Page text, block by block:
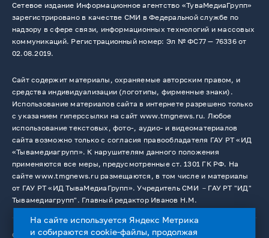
Сетевое издание Информационное агентство «ТуваМедиаГрупп»
зарегистрировано в качестве СМИ в Федеральной службе по
надзору в сфере связи, информационных технологий и массовых
коммуникаций. Регистрационный номер: Эл № ФС77 — 76336 от
02.08.2019.
Сайт содержит материалы, охраняемые авторским правом, и
средства индивидуализации (логотипы, фирменные знаки).
Использование материалов сайта в интернете разрешено только
с указанием гиперссылки на сайт www.tmgnews.ru. Любое
использование текстовых, фото-, аудио- и видеоматериалов
сайта возможно только с согласия правообладателя ГАУ РТ «ИД
«Тывамедиагрупп». К нарушителям данного положения
применяются все меры, предусмотренные ст. 1301 ГК РФ. На
сайте www.tmgnews.ru размещаются, в том числе и материалы
от ГАУ РТ «ИД ТываМедиаГрупп». Учредитель СМИ －ГАУ РТ "ИД"
Тывамедиагрупп". Главный редактор Иванов Н.М.
© 2026. Все права защищены. 12+
На сайте используется Яндекс Метрика
и собираются cookie-файлы, продолжая